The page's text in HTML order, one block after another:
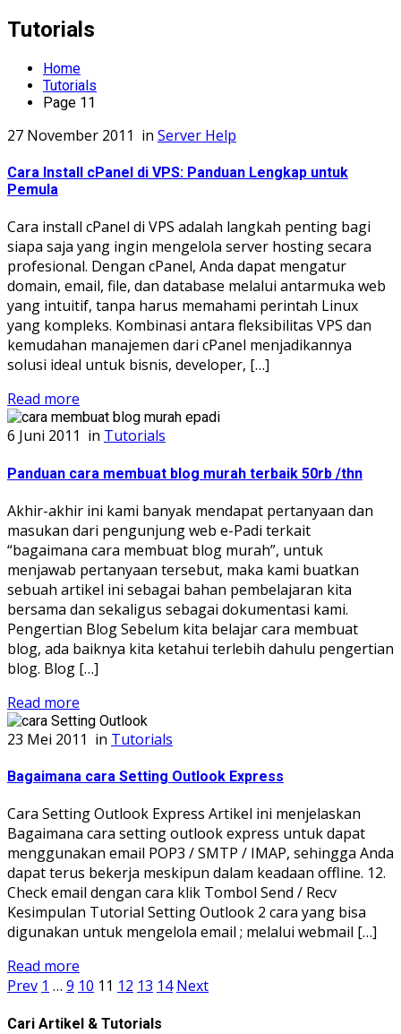
Tutorials
Home
Tutorials
Page 11
27 November 2011 in Server Help
Cara Install cPanel di VPS: Panduan Lengkap untuk
Pemula
Cara install cPanel di VPS adalah langkah penting bagi
siapa saja yang ingin mengelola server hosting secara
profesional. Dengan cPanel, Anda dapat mengatur
domain, email, file, dan database melalui antarmuka web
yang intuitif, tanpa harus memahami perintah Linux
yang kompleks. Kombinasi antara fleksibilitas VPS dan
kemudahan manajemen dari cPanel menjadikannya
solusi ideal untuk bisnis, developer, […]
Read more
6 Juni 2011 in Tutorials
Panduan cara membuat blog murah terbaik 50rb /thn
Akhir-akhir ini kami banyak mendapat pertanyaan dan
masukan dari pengunjung web e-Padi terkait
“bagaimana cara membuat blog murah”, untuk
menjawab pertanyaan tersebut, maka kami buatkan
sebuah artikel ini sebagai bahan pembelajaran kita
bersama dan sekaligus sebagai dokumentasi kami.
Pengertian Blog Sebelum kita belajar cara membuat
blog, ada baiknya kita ketahui terlebih dahulu pengertian
blog. Blog […]
Read more
23 Mei 2011 in Tutorials
Bagaimana cara Setting Outlook Express
Cara Setting Outlook Express Artikel ini menjelaskan
Bagaimana cara setting outlook express untuk dapat
menggunakan email POP3 / SMTP / IMAP, sehingga Anda
dapat terus bekerja meskipun dalam keadaan offline. 12.
Check email dengan cara klik Tombol Send / Recv
Kesimpulan Tutorial Setting Outlook 2 cara yang bisa
digunakan untuk mengelola email ; melalui webmail […]
Read more
Prev 1 … 9 10 11 12 13 14 Next
Cari Artikel & Tutorials